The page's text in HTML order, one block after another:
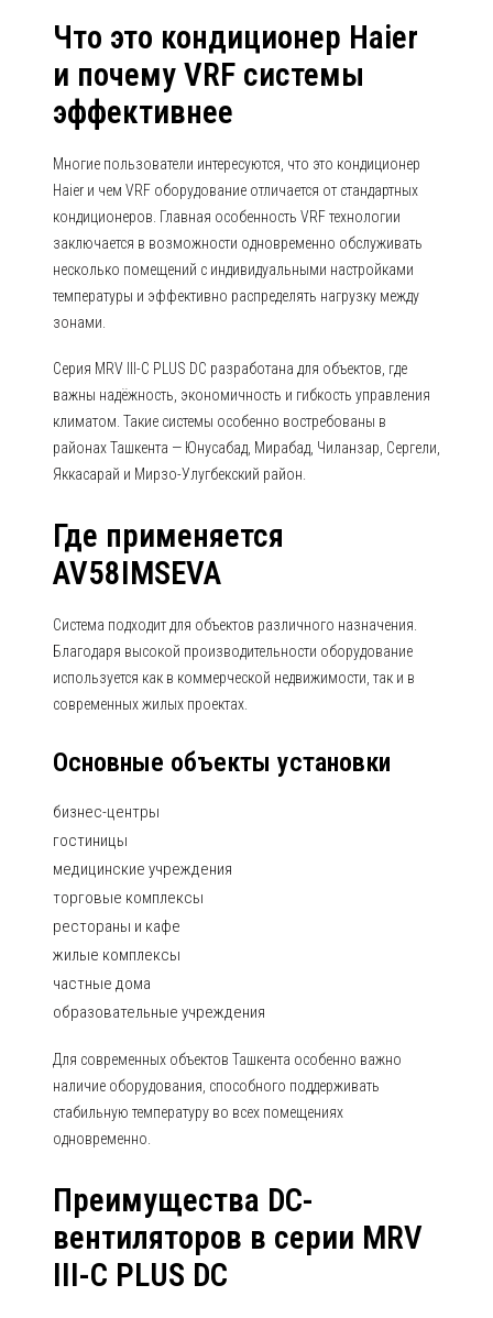
Что это кондиционер Haier
и почему VRF системы
эффективнее
Многие пользователи интересуются, что это кондиционер
Haier и чем VRF оборудование отличается от стандартных
кондиционеров. Главная особенность VRF технологии
заключается в возможности одновременно обслуживать
несколько помещений с индивидуальными настройками
температуры и эффективно распределять нагрузку между
зонами.
Серия MRV III-C PLUS DC разработана для объектов, где
важны надёжность, экономичность и гибкость управления
климатом. Такие системы особенно востребованы в
районах Ташкента — Юнусабад, Мирабад, Чиланзар, Сергели,
Яккасарай и Мирзо-Улугбекский район.
Где применяется
AV58IMSEVA
Система подходит для объектов различного назначения.
Благодаря высокой производительности оборудование
используется как в коммерческой недвижимости, так и в
современных жилых проектах.
Основные объекты установки
бизнес-центры
гостиницы
медицинские учреждения
торговые комплексы
рестораны и кафе
жилые комплексы
частные дома
образовательные учреждения
Для современных объектов Ташкента особенно важно
наличие оборудования, способного поддерживать
стабильную температуру во всех помещениях
одновременно.
Преимущества DC-
вентиляторов в серии MRV
III-C PLUS DC